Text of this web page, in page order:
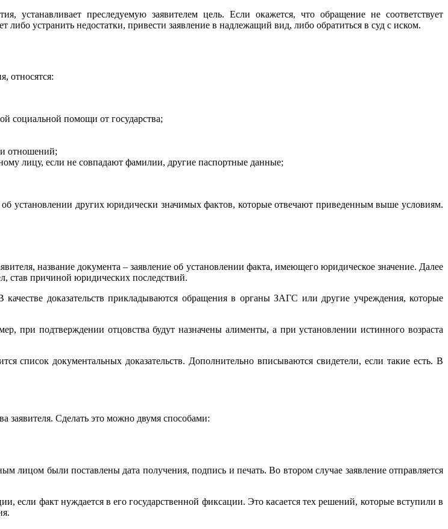
устанавливает преследуемую заявителем цель. Если окажется, что обращение не соответствует
устранить недостатки, привести заявление в надлежащий вид, либо обратиться в суд с иском.
относятся:
социальной помощи от государства;
отношений;
лицу, если не совпадают фамилии, другие паспортные данные;
установлении других юридически значимых фактов, которые отвечают приведенным выше условиям.
название документа – заявление об установлении факта, имеющего юридическое значение. Далее
став причиной юридических последствий.
доказательств прикладываются обращения в органы ЗАГС или другие учреждения, которые
при подтверждении отцовства будут назначены алименты, а при установлении истинного возраста
список документальных доказательств. Дополнительно вписываются свидетели, если такие есть. В
заявителя. Сделать это можно двумя способами:
лицом были поставлены дата получения, подпись и печать. Во втором случае заявление отправляется
если факт нуждается в его государственной фиксации. Это касается тех решений, которые вступили в